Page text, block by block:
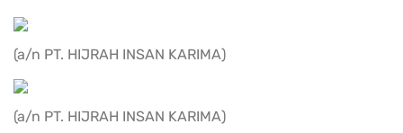
(a/n PT. HIJRAH INSAN KARIMA)
(a/n PT. HIJRAH INSAN KARIMA)